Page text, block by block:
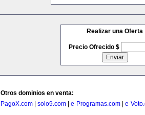
Realizar una Oferta
Precio Ofrecido $
Otros dominios en venta:
PagoX.com
solo9.com e-Programas.com e-